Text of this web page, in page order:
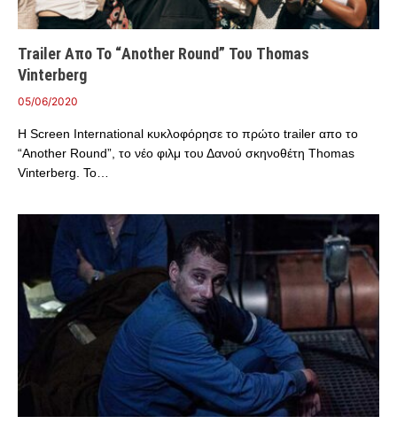
Trailer Απο Το “Another Round” Του Thomas
Vinterberg
05/06/2020
Η Screen International κυκλοφόρησε το πρώτο trailer απο το
“Another Round”, το νέο φιλμ του Δανού σκηνοθέτη Thomas
Vinterberg. Το…